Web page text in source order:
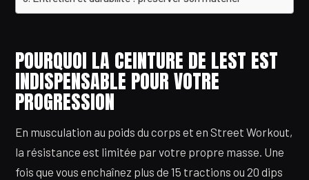
POURQUOI LA CEINTURE DE LEST EST
INDISPENSABLE POUR VOTRE
PROGRESSION
En musculation au poids du corps et en Street Workout,
la résistance est limitée par votre propre masse. Une
fois que vous enchaînez plus de 15 tractions ou 20 dips